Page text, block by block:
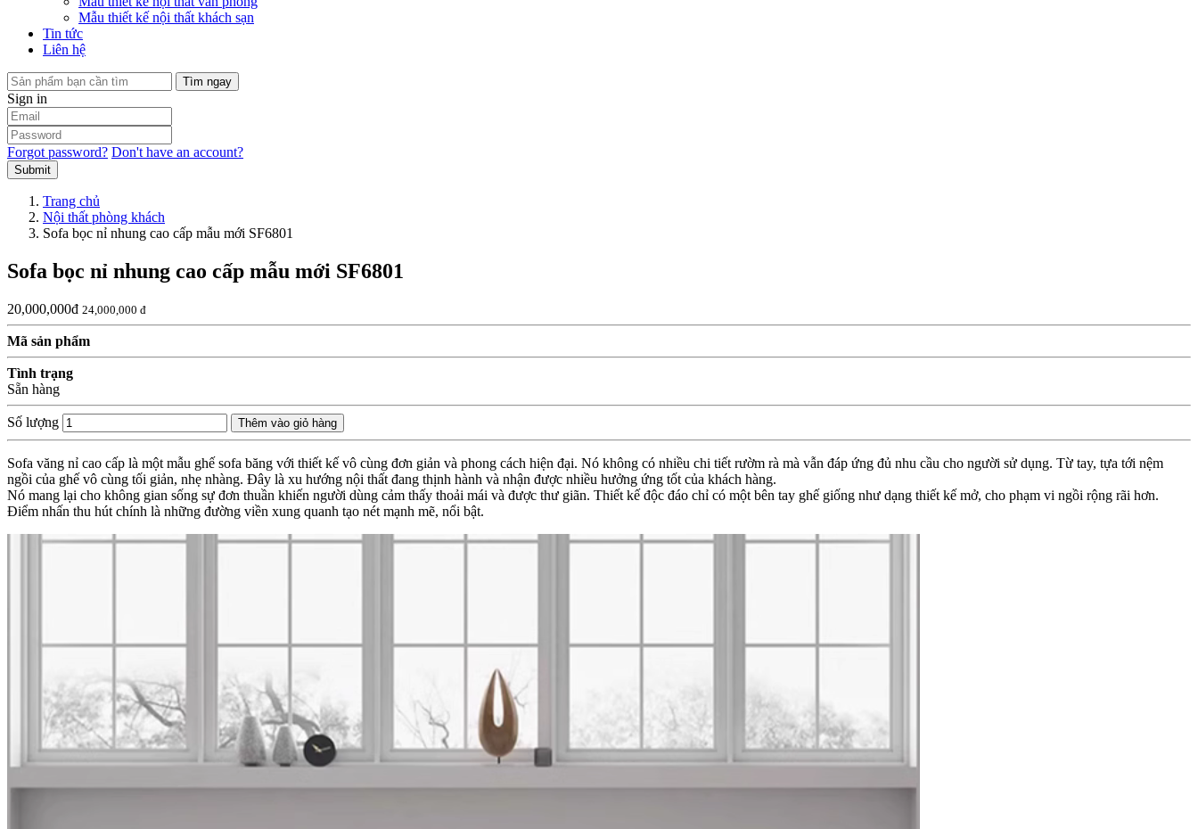
Mẫu thiết kế nội thất khách sạn
Tin tức
Liên hệ
Tìm ngay
Sign in
Forgot password? Don't have an account?
Submit
Trang chủ
Nội thất phòng khách
Sofa bọc nỉ nhung cao cấp mẫu mới SF6801
Sofa bọc nỉ nhung cao cấp mẫu mới SF6801
20,000,000đ 24,000,000 đ
Mã sản phẩm
Tình trạng
Sẵn hàng
Số lượng Thêm vào giỏ hàng
Sofa văng nỉ cao cấp là một mẫu ghế sofa băng với thiết kế vô cùng đơn giản và phong cách hiện đại. Nó không có nhiều chi tiết rườm rà mà vẫn đáp ứng đủ nhu cầu cho người sử dụng. Từ tay, tựa tới nệm
ngồi của ghế vô cùng tối giản, nhẹ nhàng. Đây là xu hướng nội thất đang thịnh hành và nhận được nhiều hưởng ứng tốt của khách hàng.
Nó mang lại cho không gian sống sự đơn thuần khiến người dùng cảm thấy thoải mái và được thư giãn. Thiết kế độc đáo chỉ có một bên tay ghế giống như dạng thiết kế mở, cho phạm vi ngồi rộng rãi hơn.
Điểm nhấn thu hút chính là những đường viền xung quanh tạo nét mạnh mẽ, nổi bật.